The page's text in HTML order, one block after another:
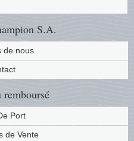
S.A.
de nous
Port
de Vente